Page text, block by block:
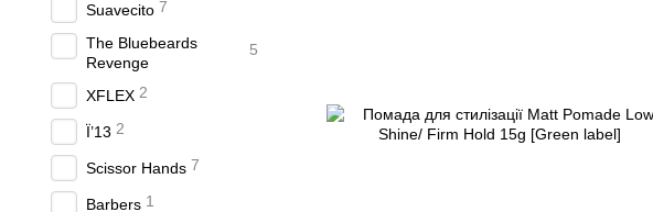
Suavecito 7
The Bluebeards
Revenge
5
XFLEX 2
Ї’13 2
Scissor Hands 7
Barbers 1